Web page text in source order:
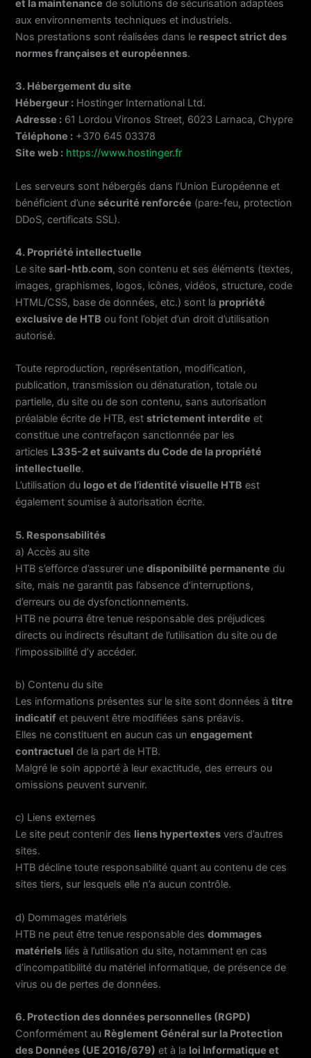
et la maintenance de solutions de sécurisation adaptées
aux environnements techniques et industriels.
Nos prestations sont réalisées dans le respect strict des
normes françaises et européennes.
3. Hébergement du site
Hébergeur :Hostinger International Ltd.
Adresse :61 Lordou Vironos Street, 6023 Larnaca, Chypre
Téléphone :+370 645 03378
Site web : https://www.hostinger.fr
Les serveurs sont hébergés dans l’Union Européenne et
bénéficient d’une sécurité renforcée (pare-feu, protection
DDoS, certificats SSL).
4. Propriété intellectuelle
Le site sarl-htb.com, son contenu et ses éléments (textes,
images, graphismes, logos, icônes, vidéos, structure, code
HTML/CSS, base de données, etc.) sont la propriété
exclusive de HTB ou font l’objet d’un droit d’utilisation
autorisé.
Toute reproduction, représentation, modification,
publication, transmission ou dénaturation, totale ou
partielle, du site ou de son contenu, sans autorisation
préalable écrite de HTB, est strictement interdite et
constitue une contrefaçon sanctionnée par les
articles L335-2 et suivants du Code de la propriété
intellectuelle.
L’utilisation du logo et de l’identité visuelle HTB est
également soumise à autorisation écrite.
5. Responsabilités
a) Accès au site
HTB s’efforce d’assurer une disponibilité permanente du
site, mais ne garantit pas l’absence d’interruptions,
d’erreurs ou de dysfonctionnements.
HTB ne pourra être tenue responsable des préjudices
directs ou indirects résultant de l’utilisation du site ou de
l’impossibilité d’y accéder.
b) Contenu du site
Les informations présentes sur le site sont données à titre
indicatifet peuvent être modifiées sans préavis.
Elles ne constituent en aucun cas un engagement
contractuel de la part de HTB.
Malgré le soin apporté à leur exactitude, des erreurs ou
omissions peuvent survenir.
c) Liens externes
Le site peut contenir des liens hypertextesvers d’autres
sites.
HTB décline toute responsabilité quant au contenu de ces
sites tiers, sur lesquels elle n’a aucun contrôle.
d) Dommages matériels
HTB ne peut être tenue responsable des dommages
matérielsliés à l’utilisation du site, notamment en cas
d’incompatibilité du matériel informatique, de présence de
virus ou de pertes de données.
6. Protection des données personnelles (RGPD)
Conformément au Règlement Général sur la Protection
des Données (UE 2016/679) et à la loi Informatique et